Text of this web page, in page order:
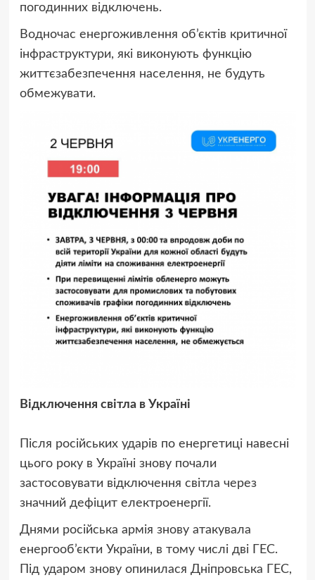
погодинних відключень.
Водночас енергоживлення об’єктів критичної
інфраструктури, які виконують функцію
життєзабезпечення населення, не будуть
обмежувати.
Відключення світла в Україні
Після російських ударів по енергетиці навесні
цього року в Україні знову почали
застосовувати відключення світла через
значний дефіцит електроенергії.
Днями російська армія знову атакувала
енергооб’єкти України, в тому числі дві ГЕС.
Під ударом знову опинилася Дніпровська ГЕС,